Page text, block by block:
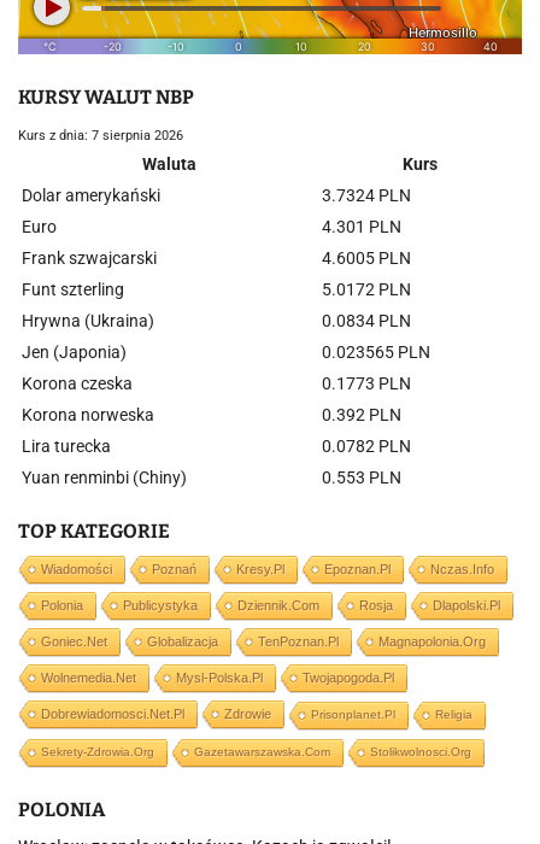
KURSY WALUT NBP
Kurs z dnia: 7 sierpnia 2026
Waluta
Kurs
Dolar amerykański
3.7324 PLN
Euro
4.301 PLN
Frank szwajcarski
4.6005 PLN
Funt szterling
5.0172 PLN
Hrywna (Ukraina)
0.0834 PLN
Jen (Japonia)
0.023565 PLN
Korona czeska
0.1773 PLN
Korona norweska
0.392 PLN
Lira turecka
0.0782 PLN
Yuan renminbi (Chiny)
0.553 PLN
TOP KATEGORIE
Wiadomości Poznań Kresy.pl Epoznan.pl Nczas.info
Polonia Publicystyka Dziennik.com Rosja Dlapolski.pl
Goniec.net Globalizacja TenPoznan.pl Magnapolonia.org
Wolnemedia.net Mysl-Polska.pl Twojapogoda.pl
Dobrewiadomosci.net.pl Zdrowie Prisonplanet.pl Religia
Sekrety-Zdrowia.org Gazetawarszawska.com Stolikwolnosci.org
POLONIA